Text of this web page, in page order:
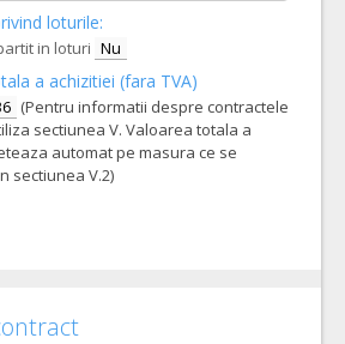
loturile:
in loturi Nu
a achizitiei (fara TVA)
(Pentru informatii despre contractele
sectiunea V. Valoarea totala a
automat pe masura ce se
sectiunea V.2)